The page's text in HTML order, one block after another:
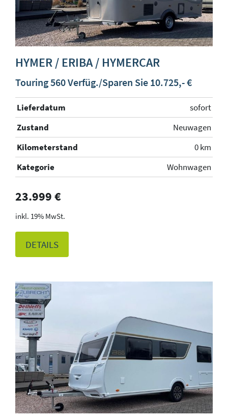
HYMER / ERIBA / HYMERCAR
Touring 560 Verfüg./Sparen Sie 10.725,- €
Lieferdatum
sofort
Zustand
Neuwagen
Kilometerstand
0 km
Kategorie
Wohnwagen
23.999 €
19% MwSt.
DETAILS